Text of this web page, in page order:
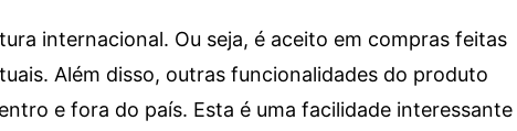
internacional. Ou seja, é aceito em compras feitas
Além disso, outras funcionalidades do produto
e fora do país. Esta é uma facilidade interessante